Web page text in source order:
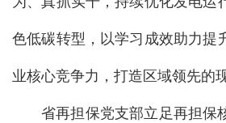
色低碳转型，以学习成效助力提
业核心竞争力，打造区域领先的
省再担保党支部立足再担保